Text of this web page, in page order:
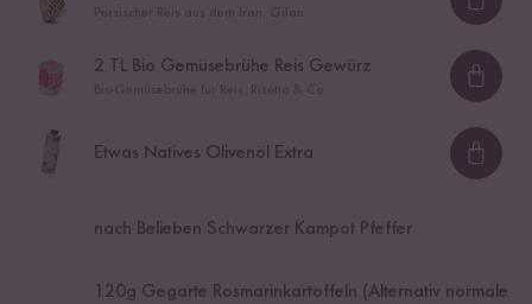
2 TL Bio Gemüsebrühe Reis Gewürz
Etwas Natives Olivenöl Extra
nach Belieben Schwarzer Kampot Pfeffer
120g Gegarte Rosmarinkartoffeln (Alternativ normale